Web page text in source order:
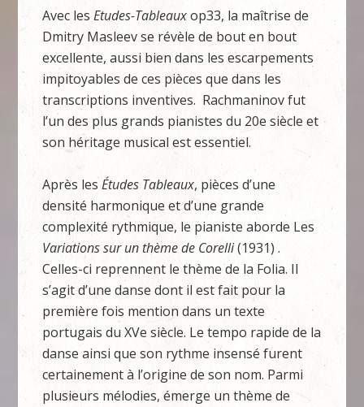
Avec lesEtudes-Tableauxop33, la maîtrise de
Dmitry Masleev se révèle de bout en bout
excellente, aussi bien dans les escarpements
impitoyables de ces pièces que dans les
transcriptions inventives. Rachmaninov fut
l’un des plus grands pianistes du 20e siècle et
son héritage musical est essentiel.
Après lesÉtudes Tableaux, pièces d’une
densité harmonique et d’une grande
complexité rythmique, le pianiste aborde Les
Variations sur un thème de Corelli(1931) .
Celles-ci reprennent le thème de la Folia. Il
s’agit d’une danse dont il est fait pour la
première fois mention dans un texte
portugais du XVe siècle. Le tempo rapide de la
danse ainsi que son rythme insensé furent
certainement à l’origine de son nom. Parmi
plusieurs mélodies, émerge un thème de